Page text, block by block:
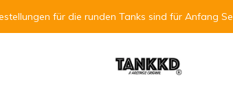
für die runden Tanks sind für Anfang